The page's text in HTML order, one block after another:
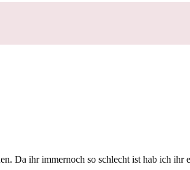
Da ihr immernoch so schlecht ist hab ich